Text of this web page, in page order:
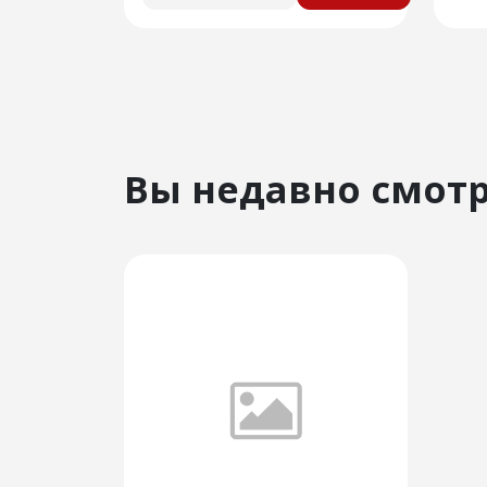
Вы недавно